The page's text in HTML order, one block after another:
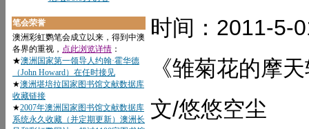
时间：2011-5-
《雏菊花的摩
文/悠悠空尘